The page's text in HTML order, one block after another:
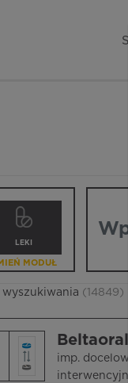
lider
LEKI
MODUŁ
Wpisz
(14849)
Beltaoral®
imp.